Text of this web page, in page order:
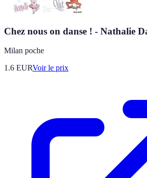
Chez nous on danse ! - Nathalie
Milan poche
1.6 EURVoir le prix